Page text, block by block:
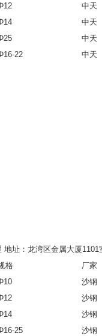
中天
中天
中天
22 中天
地址：龙湾区金属大厦
格
厂家
沙钢
沙钢
沙钢
25
沙钢